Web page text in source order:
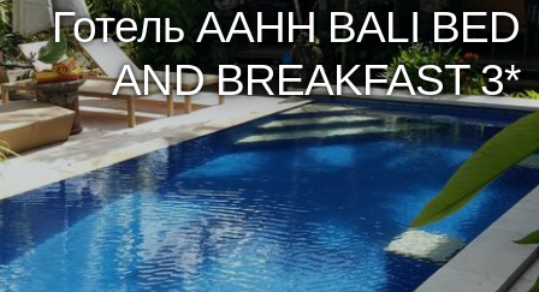
Готель AAHH BALI BED
AND BREAKFAST 3*